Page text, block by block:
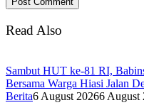
Read Also
Sambut HUT ke-81 RI,
Bersama Warga Hiasi Jalan
Berita6 August 20266 August